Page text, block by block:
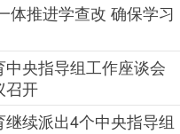
体推进学查改 确保学习
央指导组工作座谈会
召开
续派出4个中央指导组